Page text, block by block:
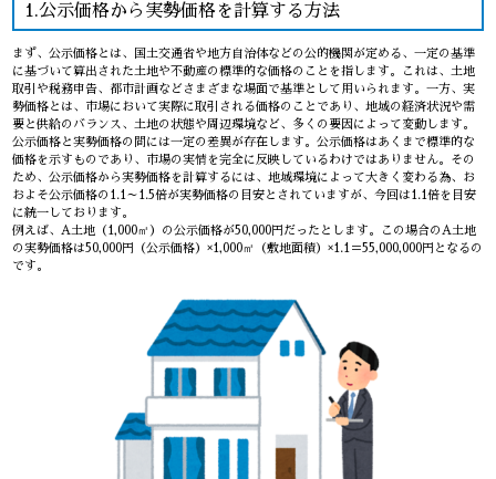
1.公示価格から実勢価格を計算する方法
まず、公示価格とは、国土交通省や地方自治体などの公的機関が定める、一定の基準
に基づいて算出された土地や不動産の標準的な価格のことを指します。これは、土地
取引や税務申告、都市計画などさまざまな場面で基準として用いられます。一方、実
勢価格とは、市場において実際に取引される価格のことであり、地域の経済状況や需
要と供給のバランス、土地の状態や周辺環境など、多くの要因によって変動します。
公示価格と実勢価格の間には一定の差異が存在します。公示価格はあくまで標準的な
価格を示すものであり、市場の実情を完全に反映しているわけではありません。その
ため、公示価格から実勢価格を計算するには、地域環境によって大きく変わる為、お
およそ公示価格の1.1～1.5倍が実勢価格の目安とされていますが、今回は1.1倍を目安
に統一しております。
例えば、A土地（1,000㎡）の公示価格が50,000円だったとします。この場合のA土地
の実勢価格は50,000円（公示価格）×1,000㎡（敷地面積）×1.1＝55,000,000円となるの
です。